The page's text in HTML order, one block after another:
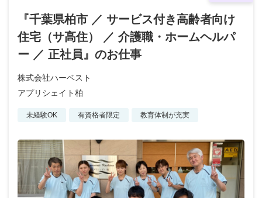
『千葉県柏市 ／ サービス付き高齢者向け
住宅（サ高住） ／ 介護職・ホームヘルパ
ー ／ 正社員』のお仕事
株式会社ハーベスト
アプリシェイト柏
未経験OK 有資格者限定 教育体制が充実